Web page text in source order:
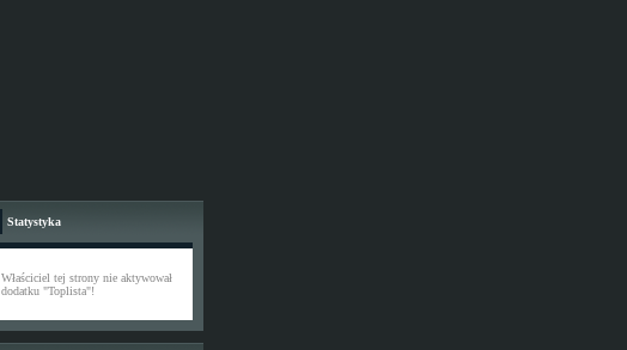
Statystyka
Właściciel tej strony nie aktywował
dodatku "Toplista"!